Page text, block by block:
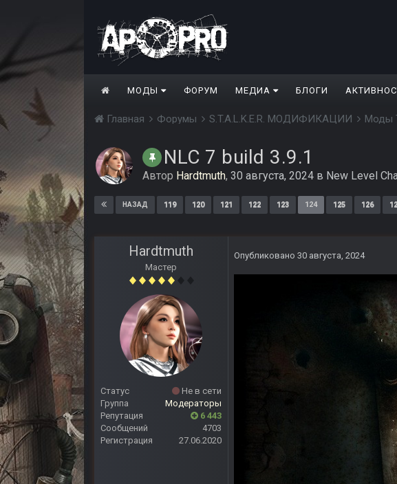
МОДЫ ФОРУМ МЕДИА БЛОГИ
Главная Форумы S.T.A.L.K.E.R. МОДИФИКАЦИИ Моды
NLC 7 build 3.9.1
Автор Hardtmuth, 30 августа, 2024 в New Level
НАЗАД 119 120 121 122 123 124 125 126
Hardtmuth
Мастер
Статус
Не в сети
Группа
Модераторы
Репутация
6 443
Сообщений
4703
Регистрация
27.06.2020
Опубликовано 30 августа, 2024